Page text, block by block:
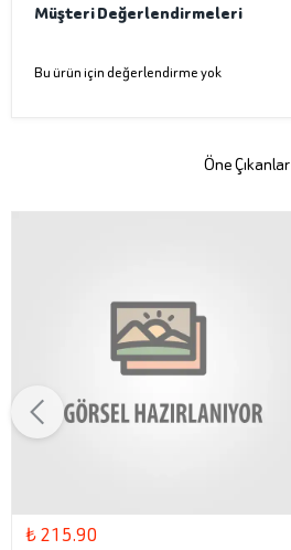
Müşteri Değerlendirmeleri
Bu ürün için değerlendirme yok
Öne Çıkanlar
₺ 215.90